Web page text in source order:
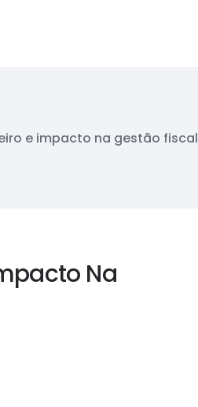
e impacto na gestão fiscal
Na